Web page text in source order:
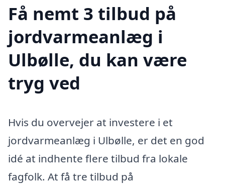
Få nemt 3 tilbud på
jordvarmeanlæg i
Ulbølle, du kan være
tryg ved
Hvis du overvejer at investere i et
jordvarmeanlæg i Ulbølle, er det en god
idé at indhente flere tilbud fra lokale
fagfolk. At få tre tilbud på